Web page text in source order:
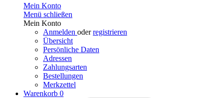
Mein Konto
Menü schließen
Mein Konto
Anmelden oderregistrieren
Übersicht
Persönliche Daten
Adressen
Zahlungsarten
Bestellungen
Merkzettel
Warenkorb 0